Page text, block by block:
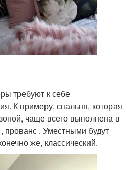
требуют к себе
К примеру, спальня, которая
чаще всего выполнена в
прованс . Уместными будут
же, классический.